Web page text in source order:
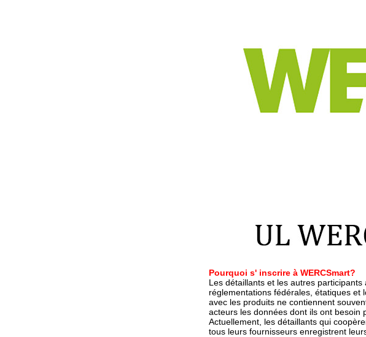
Pourquoi s' inscrire à WERCSmart?
Les détaillants et les autres
réglementations fédérales, étatiques et
avec les produits ne contiennent
acteurs les données dont ils ont besoin
Actuellement, les détaillants qui
tous leurs fournisseurs enregistrent